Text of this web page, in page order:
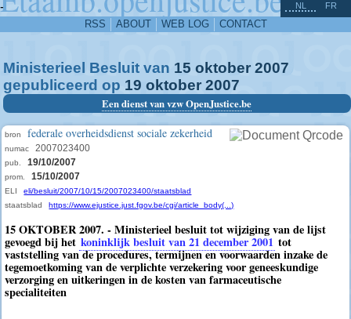
-
RSS ABOUT WEB LOG CONTACT
NL FR
Ministerieel Besluit van 15 oktober 2007
gepubliceerd op 19 oktober 2007
Een dienst van vzw OpenJustice.be
bron federale overheidsdienst sociale zekerheid
numac 2007023400
pub. 19/10/2007
prom. 15/10/2007
ELI
eli/besluit/2007/10/15/2007023400/staatsblad
staatsblad
https://www.ejustice.just.fgov.be/cgi/article_body(...)
15 OKTOBER 2007. - Ministerieel besluit tot wijziging van de lijst
gevoegd bij het koninklijk besluit van 21 december 2001 tot
vaststelling van de procedures, termijnen en voorwaarden inzake de
tegemoetkoming van de verplichte verzekering voor geneeskundige
verzorging en uitkeringen in de kosten van farmaceutische
specialiteiten
^